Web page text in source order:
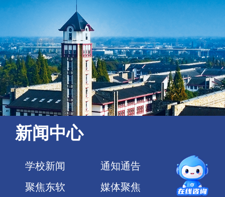
新闻中心
学校新闻
通知通告
聚焦东软
媒体聚焦